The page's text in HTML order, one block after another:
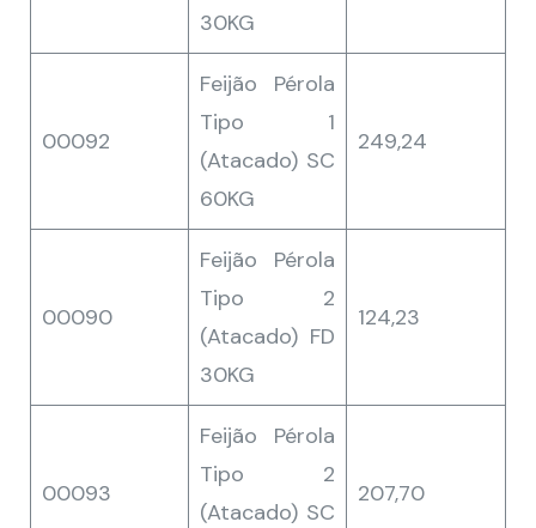
30KG
00092
Feijão Pérola
Tipo 1
(Atacado) SC
60KG
249,24
00090
Feijão Pérola
Tipo 2
(Atacado) FD
30KG
124,23
00093
Feijão Pérola
Tipo 2
(Atacado) SC
207,70